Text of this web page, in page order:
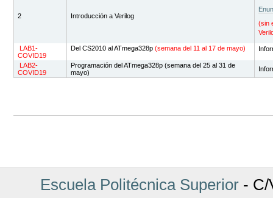
2 Introducción a Verilog
(sin
LAB1-
COVID19
Del CS2010 al ATmega328p (semana del 11 al 17 de mayo)
LAB2-
COVID19
Programación del ATmega328p (semana del 25 al 31 de
mayo)
Escuela Politécnica Superior- C/